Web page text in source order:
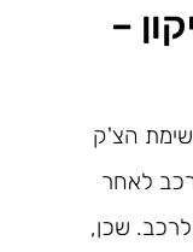
–
הצ'ק
לאחר
לרכב. שכן,